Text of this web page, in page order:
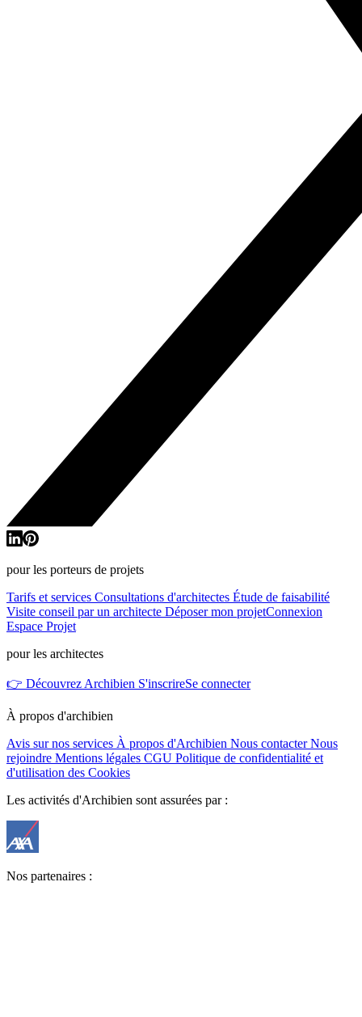
pour les porteurs de projets
Tarifs et services Consultations d'architectes Étude de faisabilité
Visite conseil par un architecte Déposer mon projetConnexion
Espace Projet
pour les architectes
👉 Découvrez Archibien S'inscrireSe connecter
À propos d'archibien
Avis sur nos services À propos d'Archibien Nous contacterNous
rejoindre Mentions légales CGU Politique de confidentialité et
d'utilisation des Cookies
Les activités d'Archibien sont assurées par :
Nos partenaires :